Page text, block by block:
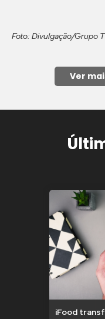
Foto: Divulgação/Grupo
Ver
iFood